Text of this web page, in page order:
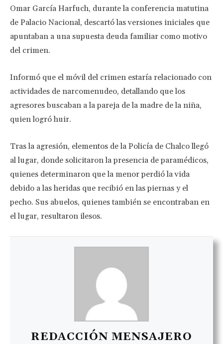
Omar García Harfuch, durante la conferencia matutina
de Palacio Nacional, descartó las versiones iniciales que
apuntaban a una supuesta deuda familiar como motivo
del crimen.
Informó que el móvil del crimen estaría relacionado con
actividades de narcomenudeo, detallando que los
agresores buscaban a la pareja de la madre de la niña,
quien logró huir.
Tras la agresión, elementos de la Policía de Chalco llegó
al lugar, donde solicitaron la presencia de paramédicos,
quienes determinaron que la menor perdió la vida
debido a las heridas que recibió en las piernas y el
pecho. Sus abuelos, quienes también se encontraban en
el lugar, resultaron ilesos.
REDACCIÓN MENSAJERO